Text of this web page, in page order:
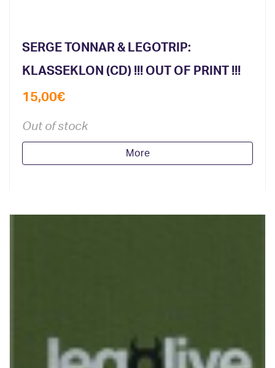
SERGE TONNAR & LEGOTRIP:
KLASSEKLON (CD) !!! OUT OF PRINT !!!
15,00€
Out of stock
More